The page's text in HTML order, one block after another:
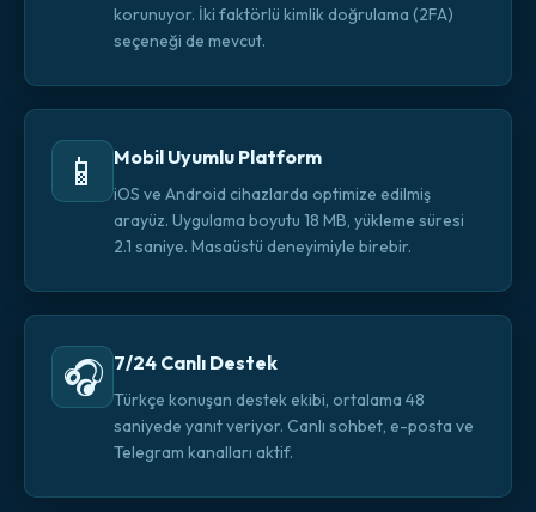
korunuyor. İki faktörlü kimlik doğrulama (2FA)
seçeneği de mevcut.
📱 Mobil Uyumlu Platform
iOS ve Android cihazlarda optimize edilmiş
arayüz. Uygulama boyutu 18 MB, yükleme süresi
2.1 saniye. Masaüstü deneyimiyle birebir.
🎧 7/24 Canlı Destek
Türkçe konuşan destek ekibi, ortalama 48
saniyede yanıt veriyor. Canlı sohbet, e-posta ve
Telegram kanalları aktif.